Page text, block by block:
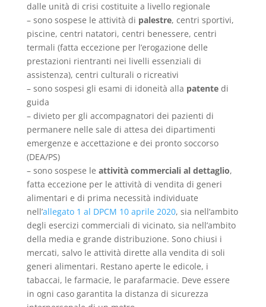
dalle unità di crisi costituite a livello regionale
– sono sospese le attività di palestre, centri sportivi,
piscine, centri natatori, centri benessere, centri
termali (fatta eccezione per l’erogazione delle
prestazioni rientranti nei livelli essenziali di
assistenza), centri culturali o ricreativi
– sono sospesi gli esami di idoneità alla patentedi
guida
– divieto per gli accompagnatori dei pazienti di
permanere nelle sale di attesa dei dipartimenti
emergenze e accettazione e dei pronto soccorso
(DEA/PS)
– sono sospese le attività commerciali al dettaglio,
fatta eccezione per le attività di vendita di generi
alimentari e di prima necessità individuate
nell’allegato 1 al DPCM 10 aprile 2020, sia nell’ambito
degli esercizi commerciali di vicinato, sia nell’ambito
della media e grande distribuzione. Sono chiusi i
mercati, salvo le attività dirette alla vendita di soli
generi alimentari. Restano aperte le edicole, i
tabaccai, le farmacie, le parafarmacie. Deve essere
in ogni caso garantita la distanza di sicurezza